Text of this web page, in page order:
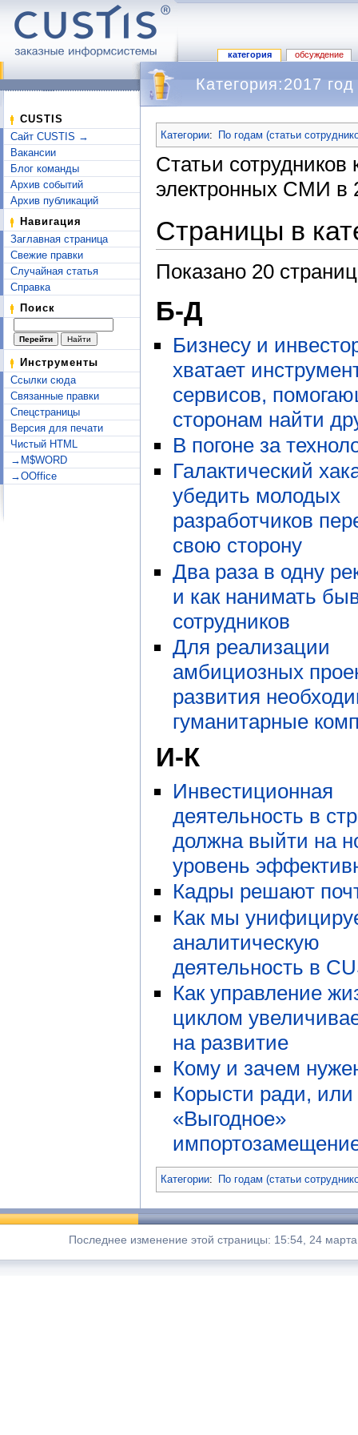
категория обсуждение
CUSTIS
Сайт CUSTIS →
Вакансии
Блог команды
Архив событий
Архив публикаций
Навигация
Заглавная страница
Свежие правки
Случайная статья
Справка
Поиск
Инструменты
Ссылки сюда
Связанные правки
Спецстраницы
Версия для печати
Чистый HTML
→M$WORD
→OOffice
Категория:2017
Категории: По годам (статьи
Статьи
электронных СМИ в
Страницы в
Показано 20
Б-Д
Бизнесу и
хватает
сервисов,
сторонам найти
В погоне за
Галактический
убедить молодых
разработчиков
свою сторону
Два раза в одну
и как нанимать
сотрудников
Для реализации
амбициозных
развития
гуманитарные
И-К
Инвестиционная
деятельность в
должна выйти на
уровень
Кадры решают
Как мы
аналитическую
деятельность в
Как управление
циклом
на развитие
Кому и зачем
Корысти ради, или
«Выгодное»
Категории: По годам (статьи
Последнее изменение этой страницы: 15:54, 24